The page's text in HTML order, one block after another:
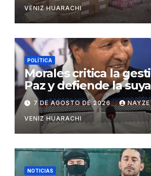
VENIZ HUARACHI
POLÍTICA
Morales critica la
Paz y defiende la suya
7 DE AGOSTO DE 2026
VENIZ HUARACHI
NOTICIAS